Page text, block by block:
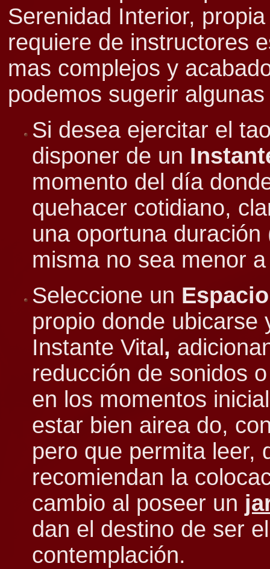
Serenidad Interior,
requiere de instructores
mas complejos y
podemos sugerir
Si desea ejercitar el
disponer de un
momento del día
quehacer cotidiano,
una oportuna
misma no sea menor
Seleccione un
propio donde ubicarse
Instante Vital ,
reducción de sonidos
en los momentos
estar bien airea do,
pero que permita leer,
recomiendan la
cambio al poseer un
dan el destino de ser
contemplación.